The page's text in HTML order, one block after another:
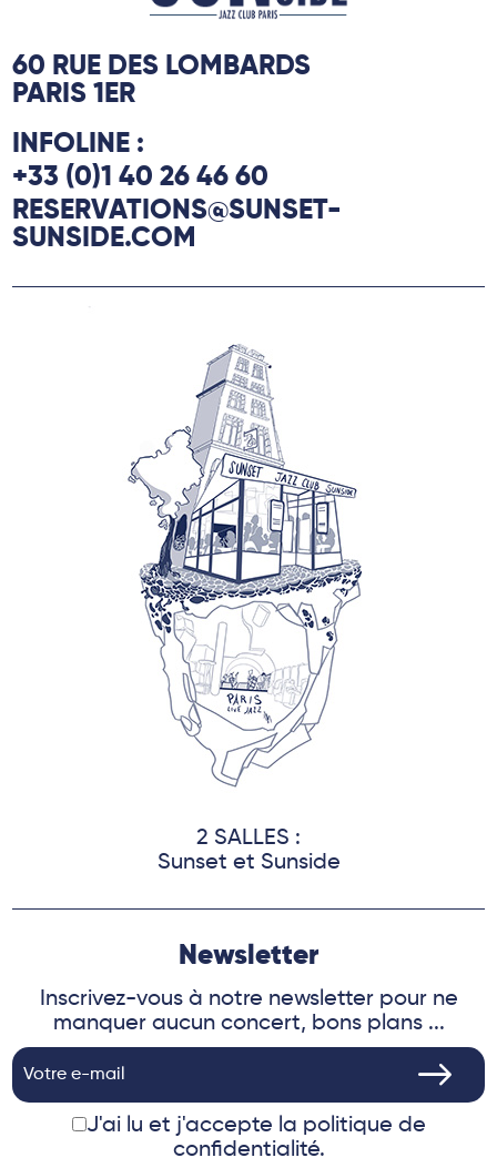
60 RUE DES LOMBARDS
PARIS 1ER
INFOLINE :
+33 (0)1 40 26 46 60
RESERVATIONS@SUNSET-
SUNSIDE.COM
2 SALLES :
Sunset et Sunside
Newsletter
Inscrivez-vous à notre newsletter pour ne
manquer aucun concert, bons plans ...
J'ai lu et j'accepte la politique de
confidentialité.